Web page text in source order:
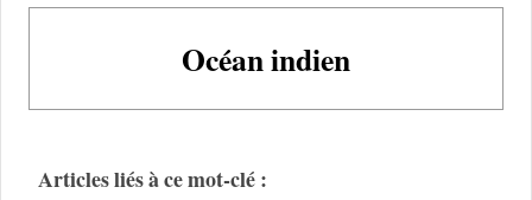
Océan indien
Articles liés à ce mot-clé :